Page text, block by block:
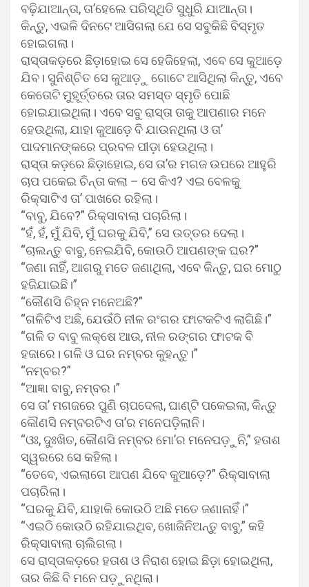
ବଢ଼ିଯାଆନ୍ତା, ତା’ହେଲେ ପରିସ୍ଥିତି ସୁଧୁରି ଯାଆନ୍ତା।
କିନ୍ତୁ, ଏଭଳି ଦିନଟେ ଆସିଗଲା ଯେ ସେ ସବୁକିଛି ବିସ୍ମୃତ
ହୋଇଗଲା।
ରାସ୍ତାକଡ଼ରେ ଛିଡ଼ାହୋଇ ସେ ହେଜିହେଲା, ଏବେ ସେ କୁଆଡ଼େ
ଯିବ। ସୁନିଶ୍ଚିତ ସେ କୁଆଡ଼ୁ ଗୋଟେ ଆସିଥିଲା କିନ୍ତୁ, ଏବେ
କେତୋଟି ମୁହୂର୍ତ୍ତରେ ତାର ସମସ୍ତ ସ୍ମୃତି ପୋଛି
ହୋଇଯାଇଥିଲା। ଏବେ ସବୁ ରାସ୍ତା ତାକୁ ଆପଣାର ମନେ
ହେଉଥିଲା, ଯାହା କୁଆଡ଼େ ବି ଯାଉନଥିଲା ଓ ତା’
ପାଦମାନଙ୍କରେ ପ୍ରବଳ ପୀଡ଼ା ହେଉଥିଲା।
ରାସ୍ତା କଡ଼ରେ ଛିଡ଼ାହୋଇ, ସେ ତା’ର ମଗଜ ଉପରେ ଆହୁରି
ଚାପ ପକେଇ ଚିନ୍ତା କଲା – ସେ କିଏ? ଏଇ ବେଳକୁ
ରିକ୍ସାଟିଏ ତା’ ପାଖରେ ରହିଲା।
“ବାବୁ, ଯିବେ?” ରିକ୍ସାବାଲା ପଚାରିଲା।
“ହଁ, ହଁ, ମୁଁ ଯିବି, ମୁଁ ଘରକୁ ଯିବି,” ସେ ଉତ୍ତର ଦେଲା।
“ଚାଲନ୍ତୁ ବାବୁ, ନେଇଯିବି, କୋଉଠି ଆପଣଙ୍କ ଘର?”
“ଜଣା ନାହିଁ, ଆଗରୁ ମତେ ଜଣାଥିଲା, ଏବେ କିନ୍ତୁ, ଘର ମୋଠୁ
ହଜିଯାଇଛି।”
“କୌଣସି ଚିହ୍ନ ମନେଅଛି?”
“ଗଳିଟିଏ ଅଛି, ଯେଉଁଠି ନୀଳ ରଂଗର ଫାଟକଟିଏ ଲାଗିଛି।”
“ଗଳି ତ ବାବୁ ଲକ୍ଷେ ଆଉ, ନୀଳ ରଙ୍ଗର ଫାଟକ ବି
ହଜାରେ। ଗଳି ଓ ଘର ନମ୍ବର କୁହନ୍ତୁ।”
“ନମ୍ବର?”
“ଆଜ୍ଞା ବାବୁ, ନମ୍ବର।”
ସେ ତା’ ମଗଜରେ ପୁଣି ଚାପଦେଲା, ଘାଣ୍ଟି ପକେଇଲା, କିନ୍ତୁ
କୌଣସି ନମ୍ବରଟିଏ ତା’ର ମନେପଡ଼ିଲାନି।
“ଓଃ, ଦୁଃଖିତ, କୌଣସି ନମ୍ବର ମୋ’ର ମନେପଡ଼ୁନି,” ହତାଶ
ସ୍ୱରରେ ସେ କହିଲା।
“ତେବେ, ଏଇଲାଗେ ଆପଣ ଯିବେ କୁଆଡ଼େ?” ରିକ୍ସାବାଲା
ପଚାରିଲା।
“ଘରକୁ ଯିବି, ଯାହାକି କୋଉଠି ଅଛି ମତେ ଜଣାନାହିଁ।”
“ଏଇଠି କୋଉଠି ରହିଯାଇଥିବ, ଖୋଜିନିଅନ୍ତୁ ବାବୁ,” କହି
ରିକ୍ସାବାଲା ଚାଲିଗଲା।
ସେ ରାସ୍ତାକଡ଼ରେ ହତାଶ ଓ ନିରାଶ ହୋଇ ଛିଡ଼ା ହୋଇଥିଲା,
ତାର କିଛି ବି ମନେ ପଡ଼ୁନଥିଲା।